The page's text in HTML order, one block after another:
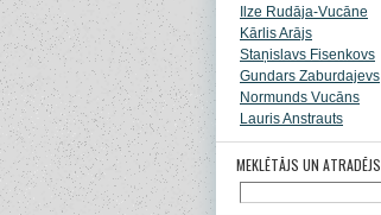
Ilze Rudāja-Vucāne
Kārlis Arājs
Staņislavs Fisenkovs
Gundars Zaburdajevs
Normunds Vucāns
Lauris Anstrauts
MEKLĒTĀJS UN ATRADĒJS